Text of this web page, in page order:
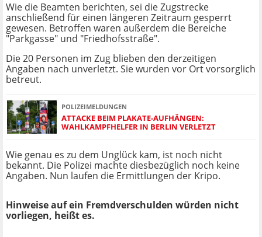
Wie die Beamten berichten, sei die Zugstrecke
anschließend für einen längeren Zeitraum gesperrt
gewesen. Betroffen waren außerdem die Bereiche
"Parkgasse" und "Friedhofsstraße".
Die 20 Personen im Zug blieben den derzeitigen
Angaben nach unverletzt. Sie wurden vor Ort vorsorglich
betreut.
POLIZEIMELDUNGEN
ATTACKE BEIM PLAKATE-AUFHÄNGEN:
WAHLKAMPFHELFER IN BERLIN VERLETZT
Wie genau es zu dem Unglück kam, ist noch nicht
bekannt. Die Polizei machte diesbezüglich noch keine
Angaben. Nun laufen die Ermittlungen der Kripo.
Hinweise auf ein Fremdverschulden würden nicht
vorliegen, heißt es.